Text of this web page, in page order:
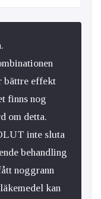
bättre effekt
finns nog
om detta.
inte sluta
behandling
noggrann
kan